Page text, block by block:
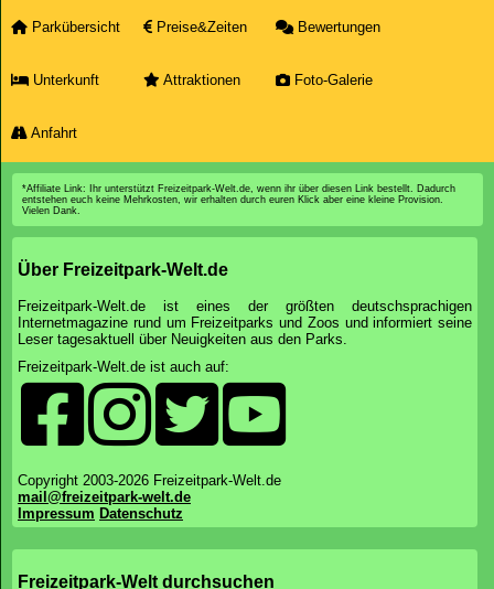
Parkübersicht Preise&Zeiten Bewertungen
Unterkunft Attraktionen Foto-Galerie
Anfahrt
*Affiliate Link: Ihr unterstützt Freizeitpark-Welt.de, wenn ihr über diesen Link bestellt. Dadurch
entstehen euch keine Mehrkosten, wir erhalten durch euren Klick aber eine kleine Provision.
Vielen Dank.
Über Freizeitpark-Welt.de
Freizeitpark-Welt.de ist eines der größten deutschsprachigen
Internetmagazine rund um Freizeitparks und Zoos und informiert seine
Leser tagesaktuell über Neuigkeiten aus den Parks.
Freizeitpark-Welt.de ist auch auf:
Copyright 2003-2026 Freizeitpark-Welt.de
mail@freizeitpark-welt.de
Impressum Datenschutz
Freizeitpark-Welt durchsuchen